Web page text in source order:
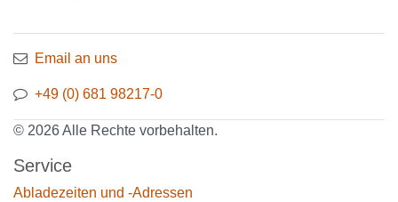
Email an uns
+49 (0) 681 98217-0
© 2026 Alle Rechte vorbehalten.
Service
Abladezeiten und -Adressen